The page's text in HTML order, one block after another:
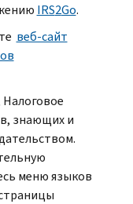
IRS2Go.
веб-сайт
знающих и
меню языков